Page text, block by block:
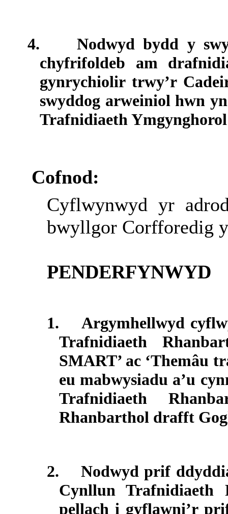
4.
Nodwyd bydd y
chyfrifoldeb am
gynrychiolir trwy’r
swyddog arweiniol hwn
Trafnidiaeth
Cofnod:
Cyflwynwyd yr
bwyllgor Corfforedig
PENDERFYNWYD
1.
Argymhellwyd
Trafnidiaeth
SMART’ ac ‘Themâu
eu mabwysiadu a’u
Trafnidiaeth
Rhanbarthol drafft
2.
Nodwyd prif
Cynllun Trafnidiaeth
pellach i gyflawni’r